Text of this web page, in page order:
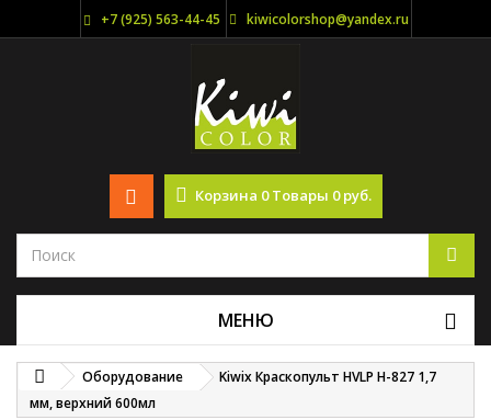
+7 (925) 563-44-45 kiwicolorshop@yandex.ru
Корзина 0 Товары 0 руб.
МЕНЮ
Оборудование
Kiwix Краскопульт HVLP H-827 1,7
мм, верхний 600мл